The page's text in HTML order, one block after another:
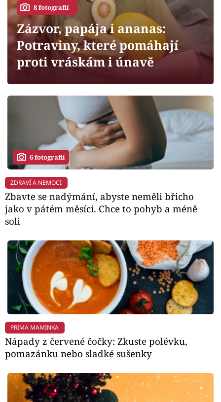
Sledujte prima+
Filmový festival Karlovy Vary
Mámy sobě
Přihlášení
Sledujte nás
8 fotografií
Zázvor, papája i ananas:
Potraviny, které pomáhají
proti vráskám i únavě
6 fotografií
ZDRAVÍ A NEMOCI
Zbavte se nadýmání, abyste neměli břicho
jako v pátém měsíci. Chce to pohyb a méně
soli
PRIMA MAMINKA
Nápady z červené čočky: Zkuste polévku,
pomazánku nebo sladké sušenky